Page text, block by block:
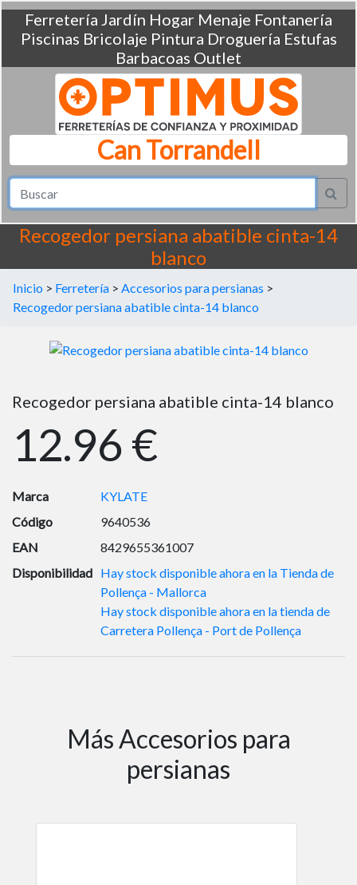
Ferretería Jardín Hogar Menaje Fontanería
Piscinas Bricolaje Pintura Droguería Estufas
Barbacoas Outlet
Can Torrandell
Recogedor persiana abatible cinta-14
blanco
Inicio > Ferretería > Accesorios para persianas >
Recogedor persiana abatible cinta-14 blanco
Recogedor persiana abatible cinta-14 blanco
12.96 €
Marca
KYLATE
Código
9640536
EAN
8429655361007
Disponibilidad Hay stock disponible ahora en la Tienda de
Pollença - Mallorca
Hay stock disponible ahora en la tienda de
Carretera Pollença - Port de Pollença
Más Accesorios para
persianas